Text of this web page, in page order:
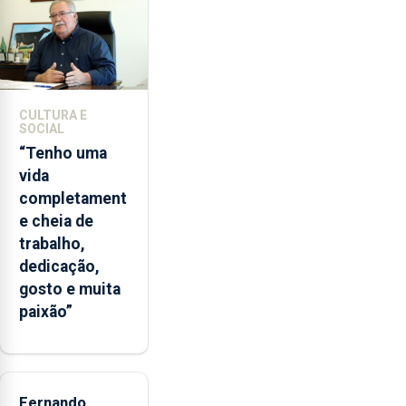
2022
e
2026.
A
ilha
das
Flores
apresenta
um
“decréscimo
significativo”
da
CPUE
entre
2022
CULTURA E
SOCIAL
“Tenho uma
vida
completament
e cheia de
trabalho,
dedicação,
gosto e muita
paixão”
Fernando